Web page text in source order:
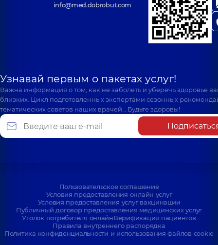
info@med.dobrobut.com
Узнавай первым о пакетах услуг!
Важна информация о том, как не заболеть и уберечь здоровье
близких. Цикл подготовленных экспертами сезонных
тематических советов наших врачей… Будьте здоровы!
Пользовательское соглашение
Условия предоставления онлайн услуг
Условия предоставления услуг вакцинации
Публичный договор предоставления медицинских услуг
Уголок потребителя онлайнВерификация пациентов
Правила внутреннего распорядка
Политика конфиденциальности и использования файлов cookie